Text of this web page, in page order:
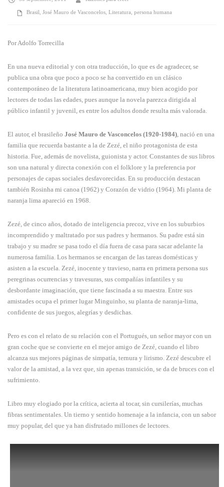
Brasil José Mauro de Vasconcelos Literatura persona humana
Por Adolfo Torrecilla
En una nueva editorial y con otra traducción, lo que es de agradecer, se
publica una obra que poco a poco se ha convertido en un clásico
contemporáneo de la literatura latinoamericana, muy bien acogido por
lectores de todas las edades, pues aunque la novela parezca dirigida al
público infantil y juvenil, es entre los adultos donde resulta más valorada.
El autor, el brasileño José Mauro de Vasconcelos (1920-1984), nació en una
familia que recuerda bastante a la de Zezé, el niño protagonista de esta
historia. Fue, además de novelista, guionista y actor. Constantes de sus libros
son una natural y directa conexión con el folklore y la preferencia por
personajes de capas sociales desfavorecidas. En su producción destacan
también Rosinha mi canoa (1962) y Corazón de vidrio (1964). Mi planta de
naranja lima apareció en 1968.
Zezé, de cinco años, dotado de inteligencia precoz, vive en los suburbios
incomprendido y maltratado por sus padres y hermanos. Su padre está sin
trabajo y su madre se pasa todo el día fuera de casa para sacar adelante la
numerosa familia. Los hermanos se encargan de las tareas domésticas y
asisten a la escuela. Zezé, inocente y travieso, narra en primera persona sus
peregrinas ocurrencias y travesuras, sus compañías infantiles y su
desbordante imaginación, que tiene fascinada a su maestra. Entre sus
amistades ocupa el primer lugar Minguinho, su planta de naranja-lima,
confidente de sus juegos, alegrías y desdichas.
Pero es con el relato de su relación con el Portugués, un señor mayor con un
gran coche que se convierte en el mejor amigo de Zezé, cuando el libro
alcanza sus mejores páginas de simpatía, ternura y lirismo. Zezé descubre el
valor de la amistad, a la vez que, sin apenas transición, se da de bruces con el
sufrimiento.
Libro muy elogiado por la crítica, acierta al tocar, sin cursilerías, muchas
fibras sentimentales. Un tierno y sentido homenaje a la infancia, con un sabor
muy popular, del que ya han disfrutado millones de lectores.